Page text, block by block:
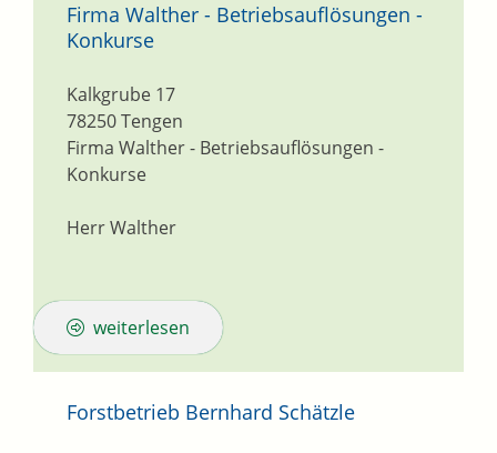
Firma Walther - Betriebsauflösungen -
Konkurse
Firma Walther - Betriebsauflösungen -
Konkurse
Kalkgrube 17
78250Tengen
Herr Walther
weiterlesen
Forstbetrieb Bernhard Schätzle